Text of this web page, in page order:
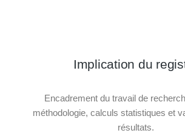
Implication du
Encadrement du travail de
méthodologie, calculs statistiques et
résultats.